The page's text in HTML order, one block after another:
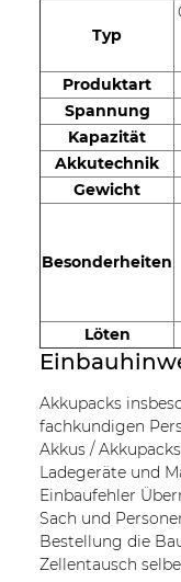
Typ
Produktart
Spannung
Kapazität
Akkutechnik
Gewicht
Besonderheiten
Löten
Akkupacks
fachkundigen
Akkus /
Ladegeräte und
Einbaufehler
Sach und
Bestellung die
Zellentausch